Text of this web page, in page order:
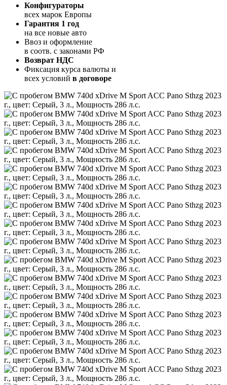
Конфигураторы
всех марок Европы
Гарантия 1 год
на все новые авто
Ввоз и оформление
в соотв. с законами РФ
Возврат НДС
Фиксация курса валюты и
всех условий в договоре